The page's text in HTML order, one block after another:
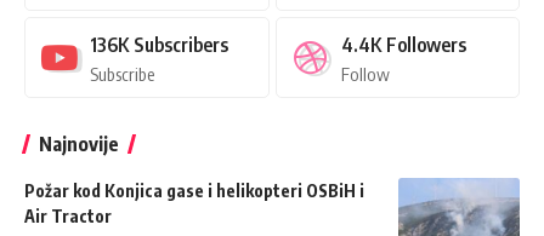
136K Subscribers
Subscribe
4.4K Followers
Follow
Najnovije
Požar kod Konjica gase i helikopteri OSBiH i
Air Tractor